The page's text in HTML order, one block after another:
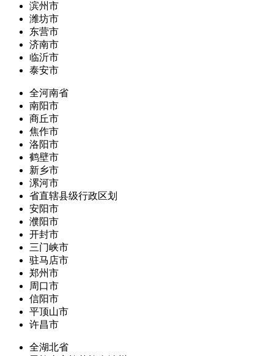
滨州市
潍坊市
东营市
济南市
临沂市
泰安市
全河南省
南阳市
商丘市
焦作市
洛阳市
鹤壁市
新乡市
漯河市
省直辖县级行政区划
安阳市
濮阳市
开封市
三门峡市
驻马店市
郑州市
周口市
信阳市
平顶山市
许昌市
全湖北省